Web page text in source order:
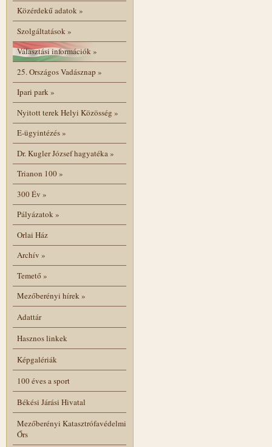
Közérdekű adatok»
Szolgáltatások»
Választási információk»
25. Országos Vadásznap »
Ipari park»
Nyitott terek Helyi Közösség »
E-ügyintézés»
Dr. Kugler József hagyatéka»
Trianon 100»
300 Év »
Pályázatok»
Orlai Ház
Archív »
Temető»
Mezőberényi hírek»
Adattár
Hasznos linkek
Képgalériák
100 éves a sport
Békési Járási Hivatal
Mezőberényi Katasztrófavédelmi
Őrs